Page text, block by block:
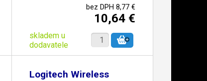
bez DPH 8,77 €
10,64 €
skladem u
dodavatele
Logitech Wireless